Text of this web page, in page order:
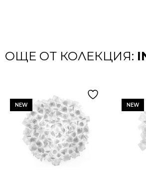
ОЩЕ ОТ КОЛЕКЦИЯ:
NEW NEW